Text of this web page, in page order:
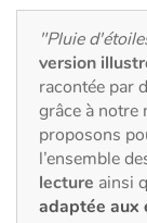
Les animaux
Voyage,
Autour du monde
Apprentissage
"Pluie
version
racontée par
grâce à notre
proposons
l’ensemble
lecture ainsi
adaptée aux